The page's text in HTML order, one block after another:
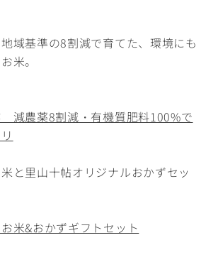
域基準の8割減で育てた、環境にも
米。
減農薬8割減・有機質肥料100%で
と里山十帖オリジナルおかずセッ
米&おかずギフトセット